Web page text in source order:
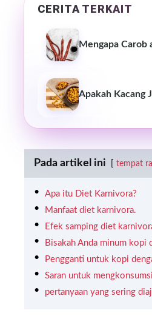
CERITA TERKAIT
Mengapa Carob
Apakah Kacang
Pada artikel ini tempat
Apa itu Diet Karnivora?
Manfaat diet karnivora.
Efek samping diet
Bisakah Anda minum kopi
Pengganti‍‌‍‍‌ untuk kopi
Saran untuk
pertanyaan yang sering